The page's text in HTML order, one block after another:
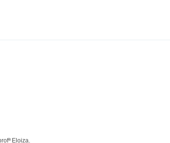
Eloiza.